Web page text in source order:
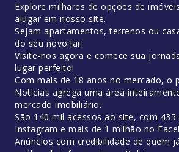
Explore milhares de opções de
alugar em nosso site.
Sejam apartamentos, terrenos ou
do seu novo lar.
Visite-nos agora e comece sua
lugar perfeito!
Com mais de 18 anos no mercado, o
Notícias agrega uma área
mercado imobiliário.
São 140 mil acessos ao site, com
Instagram e mais de 1 milhão no
Anúncios com credibilidade de quem